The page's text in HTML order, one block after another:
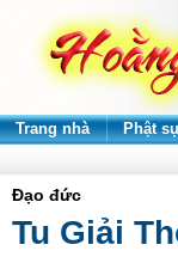
Trang nhà Phật
Đạo đức
Tu Giải